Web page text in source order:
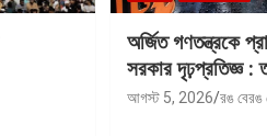
অর্জিত গণতন্ত্রকে
সরকার দৃঢ়প্রতিজ্ঞ :
আগস্ট 5, 2026 রঙ